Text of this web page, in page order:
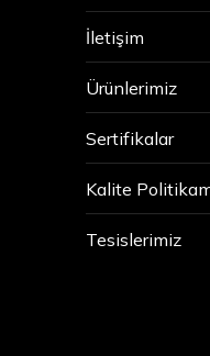
İletişim
Ürünlerimiz
Sertifikalar
Kalite
Tesislerimiz